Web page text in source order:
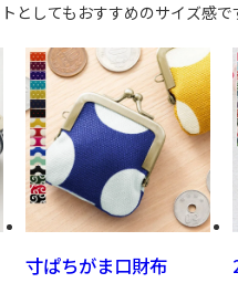
してもおすすめのサイズ感で
寸ぱちがま口財布